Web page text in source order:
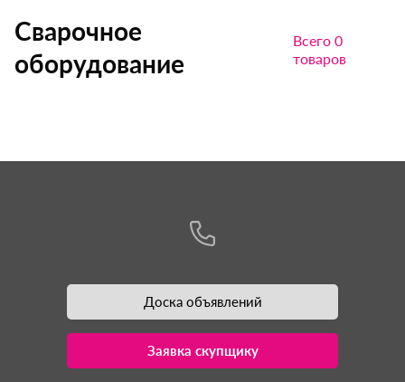
Сварочное
оборудование
Всего 0
товаров
Доска объявлений
Заявка скупщику